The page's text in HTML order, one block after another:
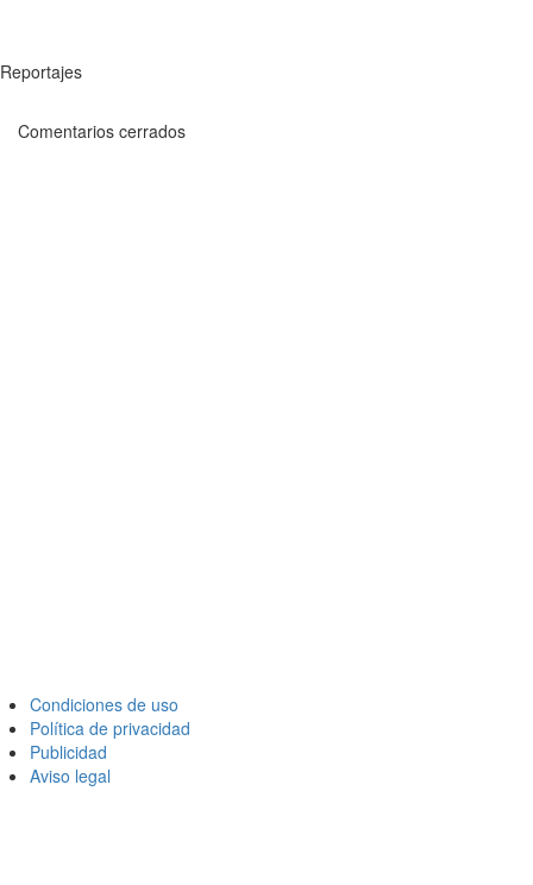
Reportajes
Comentarios cerrados
Condiciones de uso
Política de privacidad
Publicidad
Aviso legal